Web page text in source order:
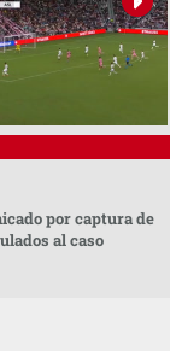
por captura de
al caso